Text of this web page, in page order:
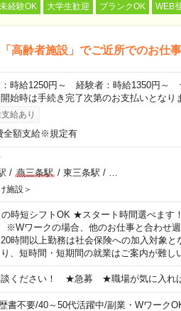
経験OK 大学生歓迎 ブランクOK WEB
高齢者施設」でご近所でのお仕
：時給1250円～ 経験者：時給1350円～
始時は手続き完了次第のお支払いとなり
給あり
全額支給※規定有
/ 燕三条駅/ 東三条駅 /
施設＞
時短シフトOK ★スタート時間選べます
※Wワークの場合、他のお仕事と合わせ
時間以上勤務は社会保険への加入対象
、短時間・短期間の就業はご案内が難し
談ください！ ★急募 ★職場が気に入れ
書不要/40～50代活躍中/副業・Wワーク